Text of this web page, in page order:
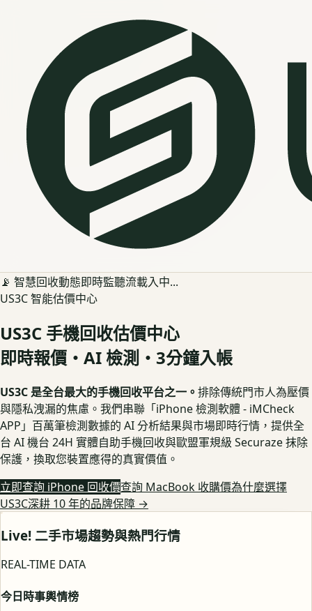
📡 智慧回收動態即時監聽流載入中...
US3C 智能估價中心
US3C 手機回收估價中心
即時報價・AI 檢測・3分鐘入帳
US3C 是全台最大的手機回收平台之一。 排除傳統門市人為壓價
與隱私洩漏的焦慮。我們串聯「iPhone 檢測軟體 - iMCheck
APP」百萬筆檢測數據的 AI 分析結果與市場即時行情，提供全
台 AI 機台 24H 實體自助手機回收與歐盟軍規級 Securaze 抹除
保護，換取您裝置應得的真實價值。
立即查詢 iPhone 回收價查詢 MacBook 收購價為什麼選擇
US3C深耕 10 年的品牌保障 →
Live! 二手市場趨勢與熱門行情
REAL-TIME DATA
今日時事輿情榜